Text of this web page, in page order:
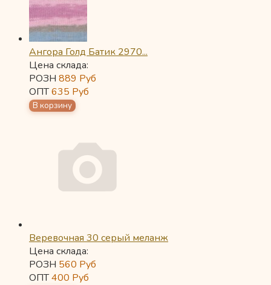
Ангора Голд Батик 2970...
Цена склада:
РОЗН 889 Руб
ОПТ635 Руб
Веревочная 30 серый меланж
Цена склада:
РОЗН 560 Руб
ОПТ400 Руб